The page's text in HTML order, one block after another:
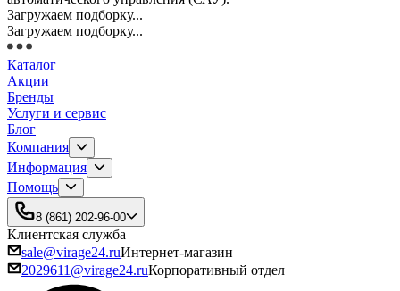
Загружаем подборку...
Загружаем подборку...
Каталог
Акции
Бренды
Услуги и сервис
Блог
Компания
Информация
Помощь
8 (861) 202-96-00
Клиентская служба
sale@virage24.ruИнтернет-магазин
2029611@virage24.ruКорпоративный отдел